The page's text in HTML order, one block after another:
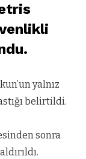
yalnız
belirtildi.
sonra